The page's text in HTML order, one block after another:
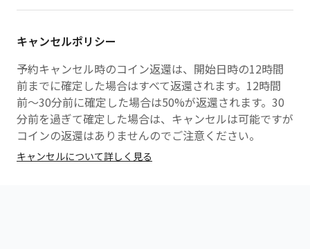
キャンセルポリシー
予約キャンセル時のコイン返還は、開始日時の12時間
前までに確定した場合はすべて返還されます。12時間
前〜30分前に確定した場合は50%が返還されます。30
分前を過ぎて確定した場合は、キャンセルは可能ですが
コインの返還はありませんのでご注意ください。
キャンセルについて詳しく見る